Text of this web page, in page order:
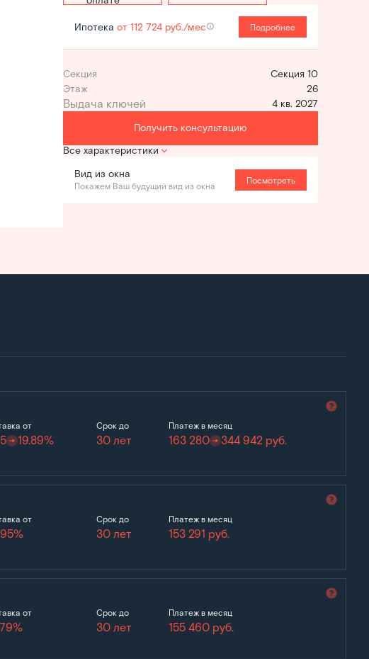
Ипотека от 112 724 руб./мес Подробнее
Секция
Секция 10
Этаж
26
4 кв. 2027
Получить консультацию
Все характеристики
Вид из окна
Покажем Ваш будущий вид из окна
Посмотреть
от
19.89%
Срок до
30 лет
Платеж в месяц
163 280 344 942 руб.
от Срок до
30 лет
Платеж в месяц
153 291 руб.
от Срок до
30 лет
Платеж в месяц
155 460 руб.